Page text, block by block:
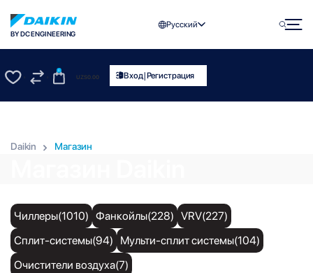
BY DC ENGINEERING
Русский
0
UZS0.00 Вход|Регистрация
Daikin Магазин
Чиллеры(1010) Фанкойлы(228) VRV(227)
Сплит-системы(94)
Мульти-сплит системы(104)
Очистители воздуха(7)